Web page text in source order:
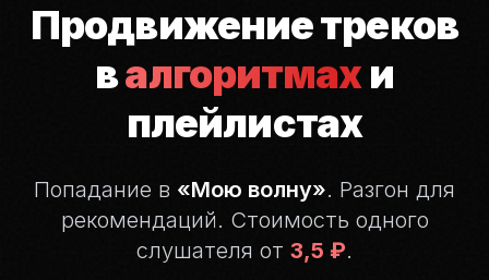
Продвижение треков
валгоритмахи
плейлистах
Попадание в «Мою волну». Разгон для
рекомендаций. Стоимость одного
слушателя от 3,5 ₽.